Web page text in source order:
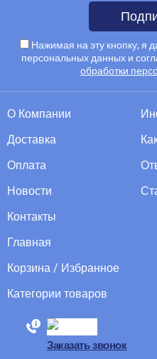
Нажимая на эту кнопку, я
персональных данных и
обработки
О Компании
Доставка
Оплата
Новости
Контакты
Главная
Корзина / Избранное
Категории товаров
88005555550
Заказать звонок